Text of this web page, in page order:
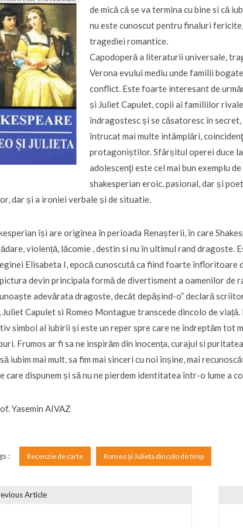
de micǎ cǎ se va termina cu bine si cǎ
nu este cunoscut pentru finaluri
tragediei romantice.
Capodoperǎ a literaturii universale,
Verona evului mediu unde familii
conflict. Este foarte interesant de
și Juliet Capulet, copii ai familiilor
ȋndragostesc și se cǎsatoresc ȋn
ȋntrucat mai multe intâmplǎri,
protagoniștilor. Sfârșitul operei duce
adolescenţi este cel mai bun exemplu
shakesperian eroic, pasional, dar și
dar și a ironiei verbale și de situatie.
ȋși are originea în perioada Renașterii, ȋn care
violențǎ, lǎcomie , destin si nu ȋn ultimul rand dragoste.
Elisabeta I, epocǎ cunoscutǎ ca fiind foarte
devin principala formǎ de divertisment a oamenilor de
adevărata dragoste, decât depășind-o” declarǎ
Capulet si Romeo Montague transcede dincolo de
simbol al iubirii și este un reper spre care ne ȋndreptǎm tot
Frumos ar fi sa ne inspirǎm din inocența, curajul si
iubim mai mult, sa fim mai sinceri cu noi ȋnșine, mai
care dispunem și sǎ nu ne pierdem identitatea ȋntr-o lume a
Yasemin AIVAZ
: Recenzie de carte Romeo și Julieta dincolo de timp
Article